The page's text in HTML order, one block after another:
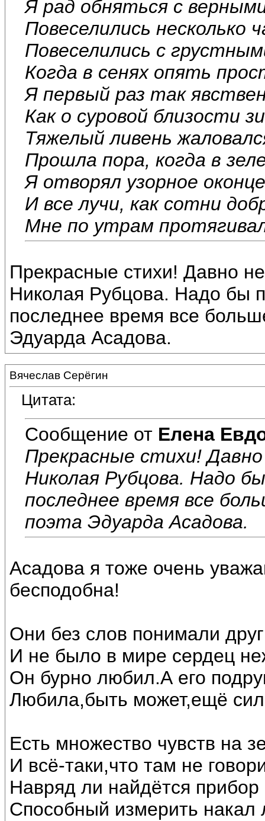
Я рад обняться с
Повеселились несколько
Повеселились с
Когда в сенях опять
Я первый раз так
Как о суровой близости
Тяжелый ливень
Прошла пора, когда в
Я отворял узорное
И все лучи, как сотни
Мне по утрам
Прекрасные стихи! Давно
Николая Рубцова. Надо бы
последнее время все
Эдуарда Асадова.
Вячеслав Серёгин
Цитата:
Сообщение от Елена
Прекрасные стихи!
Николая Рубцова. Надо
последнее время все
поэта Эдуарда Асадова.
Асадова я тоже очень
бесподобна!
Они без слов понимали
И не было в мире сердец
Он бурно любил.А его
Любила,быть может,ещё
Есть множество чувств на
И всё-таки,что там не
Навряд ли найдётся прибор
Способный измерить накал